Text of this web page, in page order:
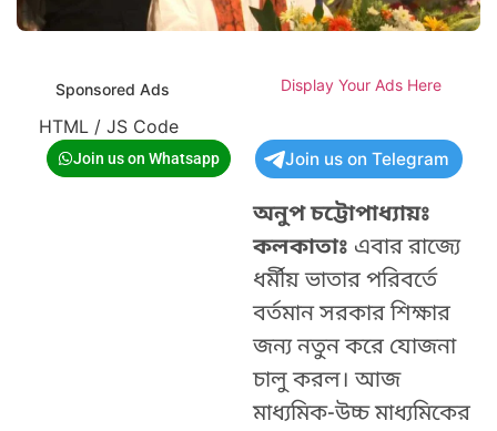
Sponsored Ads Display Your Ads Here
HTML / JS Code
Join us on Whatsapp Join us on Telegram
অনুপ চট্টোপাধ্যায়ঃ
কলকাতাঃ এবার রাজ্যে
ধর্মীয় ভাতার পরিবর্তে
বর্তমান সরকার শিক্ষার
জন্য নতুন করে যোজনা
চালু করল। আজ
মাধ্যমিক-উচ্চ মাধ্যমিকের